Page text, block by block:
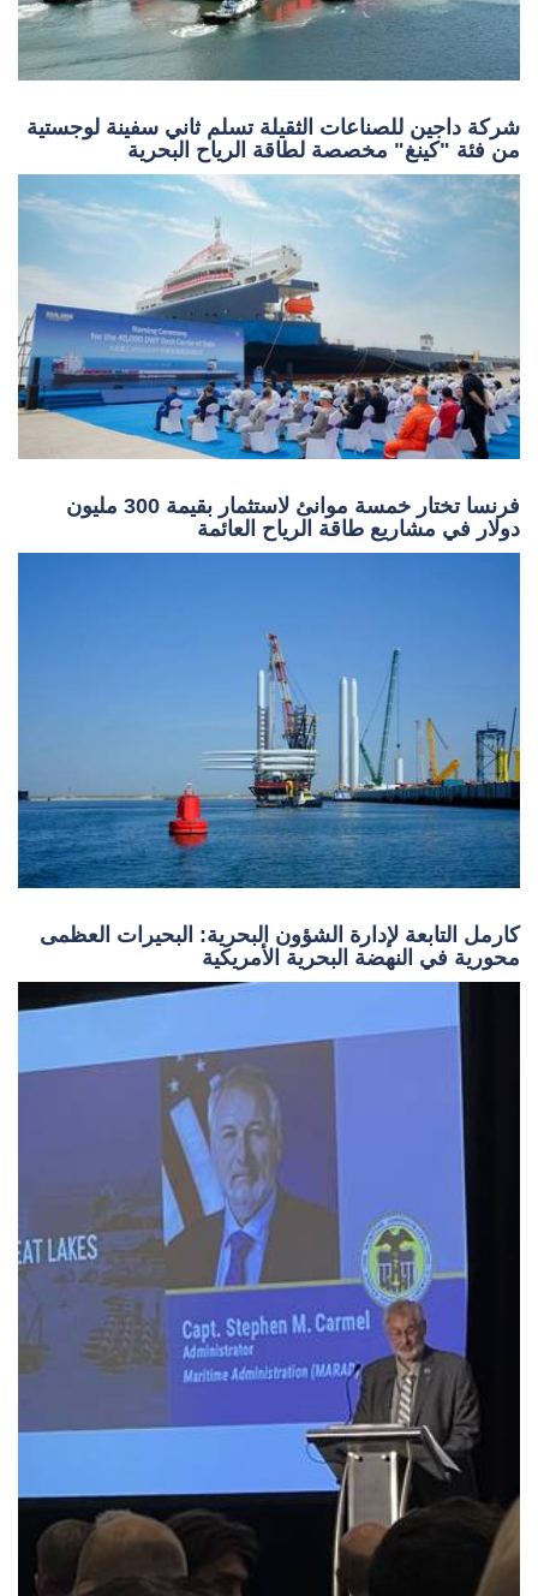
شركة داجين للصناعات الثقيلة تسلم ثاني سفينة لوجستية
من فئة "كينغ" مخصصة لطاقة الرياح البحرية
فرنسا تختار خمسة موانئ لاستثمار بقيمة 300 مليون
دولار في مشاريع طاقة الرياح العائمة
كارمل التابعة لإدارة الشؤون البحرية: البحيرات العظمى
محورية في النهضة البحرية الأمريكية